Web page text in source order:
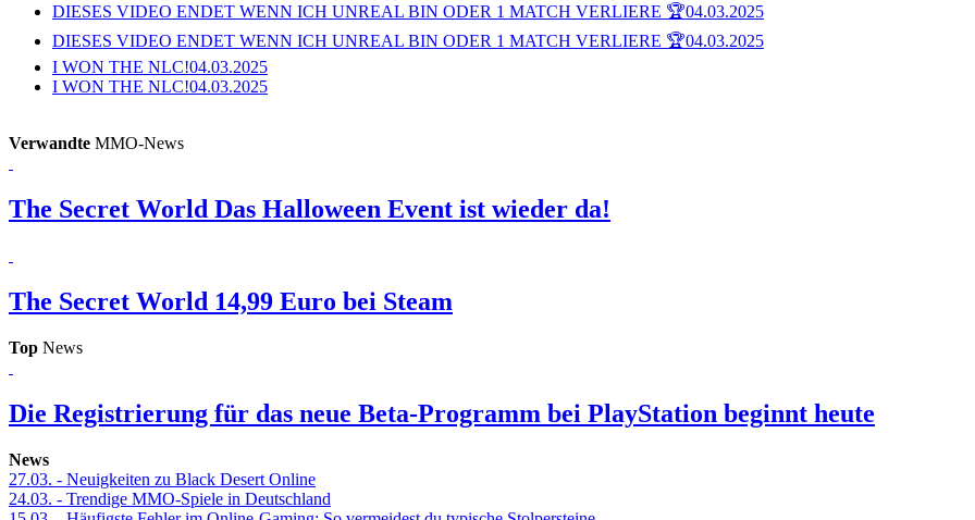
DIESES VIDEO ENDET WENN ICH UNREAL BIN ODER 1 MATCH VERLIERE 🏆04.03.2025
DIESES VIDEO ENDET WENN ICH UNREAL BIN ODER 1 MATCH VERLIERE 🏆04.03.2025
I WON THE NLC!04.03.2025
I WON THE NLC!04.03.2025
Verwandte MMO-News
The Secret World Das Halloween Event ist wieder da!
The Secret World 14,99 Euro bei Steam
Top News
Die Registrierung für das neue Beta-Programm bei PlayStation beginnt heute
News
27.03. - Neuigkeiten zu Black Desert Online
24.03. - Trendige MMO-Spiele in Deutschland